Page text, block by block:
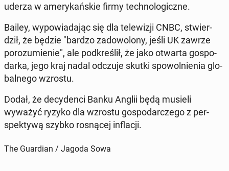
uderza w ame­ry­kań­skie firmy tech­no­lo­gicz­ne.
Bailey, wy­po­wia­da­jąc się dla te­le­wi­zji CNBC, stwier­
dził, że będzie "bardzo za­do­wo­lo­ny, jeśli UK zawrze
po­ro­zu­mie­nie", ale pod­kre­ślił, że jako otwarta go­spo­
dar­ka, jego kraj nadal odczuje skutki spo­wol­nie­nia glo­
bal­ne­go wzrostu.
Dodał, że de­cy­den­ci Banku Anglii będą musieli
wyważyć ryzyko dla wzrostu go­spo­dar­cze­go z per­
spek­ty­wą szybko ro­sną­cej in­fla­cji.
The Guardian / Jagoda Sowa